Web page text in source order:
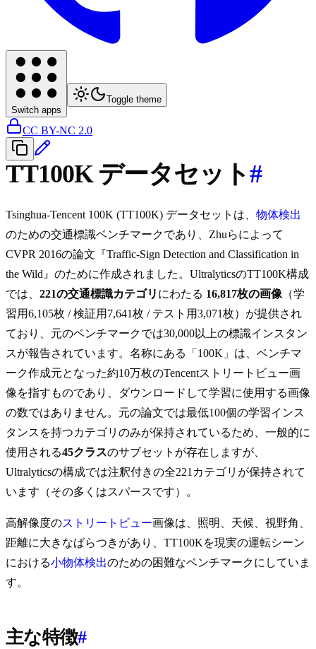
Switch apps
Toggle theme
CC BY-NC 2.0
TT100K データセット#
Tsinghua-Tencent 100K (TT100K) データセットは、 物体検出
のための交通標識ベンチマークであり、Zhuらによって
CVPR 2016の論文『Traffic-Sign Detection and Classification in
the Wild』のために作成されました。UltralyticsのTT100K構成
では、 221の交通標識カテゴリ にわたる 16,817枚の画像 （学
習用6,105枚 / 検証用7,641枚 / テスト用3,071枚）が提供され
ており、元のベンチマークでは30,000以上の標識インスタン
スが報告されています。名称にある「100K」は、ベンチマ
ーク作成元となった約10万枚のTencentストリートビュー画
像を指すものであり、ダウンロードして学習に使用する画像
の数ではありません。元の論文では最低100個の学習インス
タンスを持つカテゴリのみが保持されているため、一般的に
使用される45クラスのサブセットが存在しますが、
Ultralyticsの構成では注釈付きの全221カテゴリが保持されて
います（その多くはスパースです）。
高解像度のストリートビュー画像は、照明、天候、視野角、
距離に大きなばらつきがあり、TT100Kを現実の運転シーン
における小物体検出のための困難なベンチマークにしていま
す。
主な特徴#